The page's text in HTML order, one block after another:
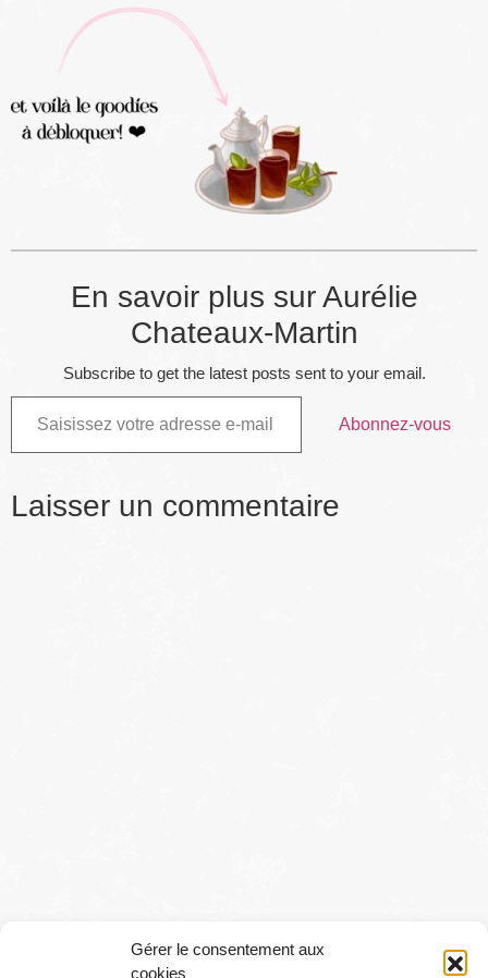
Gérer le consentement aux
cookies
En savoir plus sur Aurélie
Chateaux-Martin
Subscribe to get the latest posts sent to your email.
Abonnez-vous
Laisser un commentaire